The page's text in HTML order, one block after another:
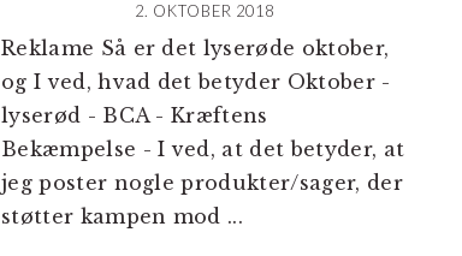
2. OKTOBER 2018
Reklame Så er det lyserøde oktober,
og I ved, hvad det betyder Oktober -
lyserød - BCA - Kræftens
Bekæmpelse - I ved, at det betyder, at
jeg poster nogle produkter/sager, der
støtter kampen mod ...